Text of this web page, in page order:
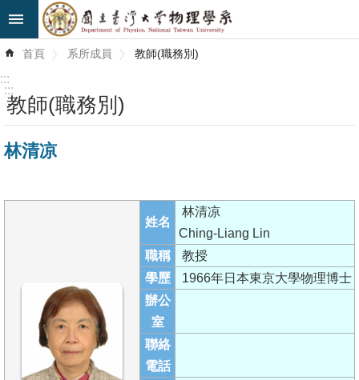
跳到主要內容區塊
階
最
新
介
首頁 系所成員 教師(職務別)
:::
:::
教師(職務別)
林清凉
姓名
林清凉
Ching-Liang Lin
職稱
教授
學歷
1966年日本東京大學物理博士
辦公
室
聯絡
電話